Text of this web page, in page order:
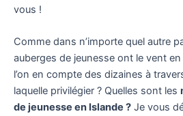
vous !
Comme dans n’importe quel autre
auberges de jeunesse ont le vent
l’on en compte des dizaines à
laquelle privilégier ? Quelles sont les
de jeunesse en Islande ? Je vous